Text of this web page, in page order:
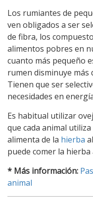
Los rumiantes de
ven obligados a ser
de fibra, los
alimentos pobres en
cuanto más pequeño
rumen disminuye más
Tienen que ser
necesidades en
Es habitual utilizar
que cada animal
alimenta de la hierba
puede comer la
* Más información:
animal